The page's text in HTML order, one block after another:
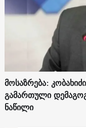
მოსაზრება:
გამართული
ნაწილი